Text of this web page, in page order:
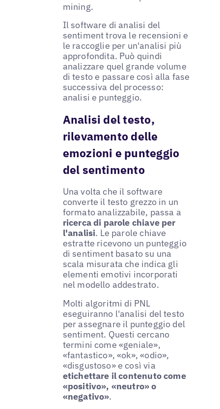
mining.
Il software di analisi del
sentiment trova le recensioni e
le raccoglie per un'analisi più
approfondita. Può quindi
analizzare quel grande volume
di testo e passare così alla fase
successiva del processo:
analisi e punteggio.
Analisi del testo,
rilevamento delle
emozioni e punteggio
del sentimento
Una volta che il software
converte il testo grezzo in un
formato analizzabile, passa a
ricerca di parole chiave per
l'analisi. Le parole chiave
estratte ricevono un punteggio
di sentiment basato su una
scala misurata che indica gli
elementi emotivi incorporati
nel modello addestrato.
Molti algoritmi di PNL
eseguiranno l'analisi del testo
per assegnare il punteggio del
sentiment. Questi cercano
termini come «geniale»,
«fantastico», «ok», «odio»,
«disgustoso» e così via
etichettare il contenuto come
«positivo», «neutro» o
«negativo».